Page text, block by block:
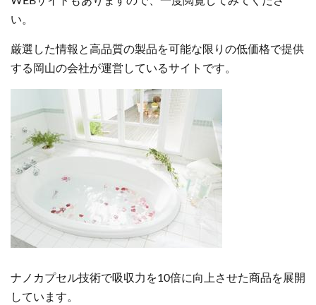
い。
厳選した情報と高品質の製品を可能な限りの低価格で提供
する岡山の会社が運営しているサイトです。
ナノカプセル技術で吸収力を10倍に向上させた商品を展開
しています。